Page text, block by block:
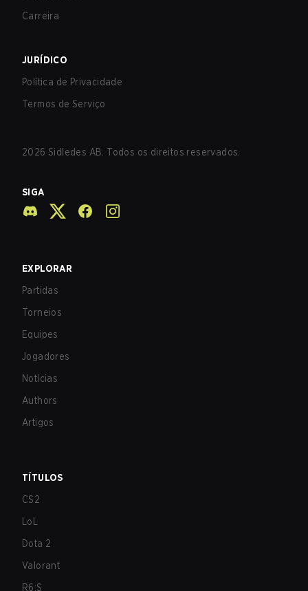
Carreira
JURÍDICO
Política de Privacidade
Termos de Serviço
2026 Sidledes AB. Todos os direitos reservados.
SIGA
EXPLORAR
Partidas
Torneios
Equipes
Jogadores
Notícias
Authors
Artigos
TÍTULOS
CS2
LoL
Dota 2
Valorant
R6:S